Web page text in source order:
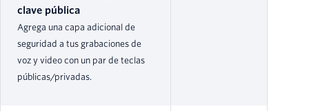
clave pública
Agrega una capa adicional de
seguridad a tus grabaciones de
voz y video con un par de teclas
públicas/privadas.